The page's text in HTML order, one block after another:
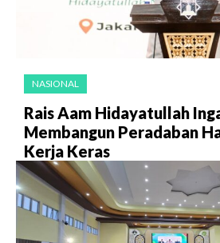
NASIONAL
Rais Aam Hidayatullah
Membangun Peradaban
Kerja Keras